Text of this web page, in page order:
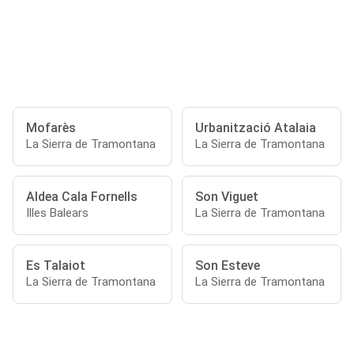
Mofarès
La Sierra de Tramontana
Urbanització Atalaia
La Sierra de Tramontana
Aldea Cala Fornells
Illes Balears
Son Viguet
La Sierra de Tramontana
Es Talaiot
La Sierra de Tramontana
Son Esteve
La Sierra de Tramontana